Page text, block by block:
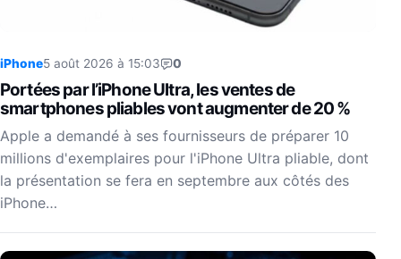
iPhone5 août 2026 à 15:03 0
Portées par l’iPhone Ultra, les ventes de
smartphones pliables vont augmenter de 20 %
Apple a demandé à ses fournisseurs de préparer 10
millions d'exemplaires pour l'iPhone Ultra pliable, dont
la présentation se fera en septembre aux côtés des
iPhone…